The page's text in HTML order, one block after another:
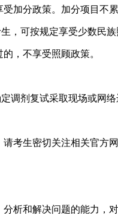
加分政策。加分项目不累
，可按规定享受少数民族
，不享受照顾政策。
调剂复试采取现场或网
考生密切关注相关官方网
析和解决问题的能力，